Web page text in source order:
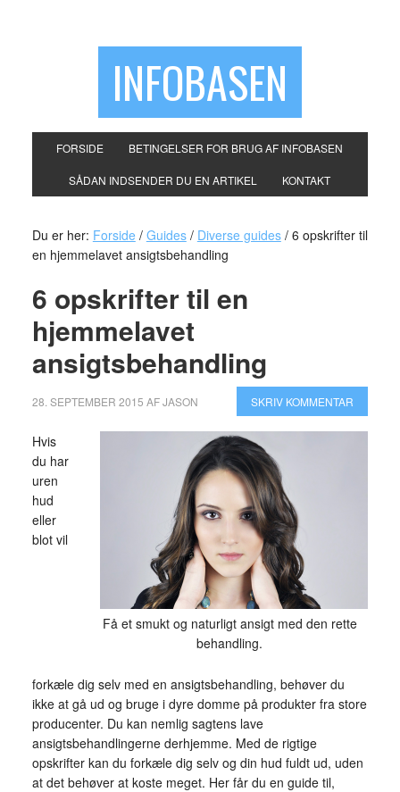
INFOBASEN
FORSIDE BETINGELSER FOR BRUG AF INFOBASEN
SÅDAN INDSENDER DU EN ARTIKEL KONTAKT
Du er her: Forside / Guides / Diverse guides /6 opskrifter til
en hjemmelavet ansigtsbehandling
6 opskrifter til en
hjemmelavet
ansigtsbehandling
28. SEPTEMBER 2015 AFJASON SKRIV KOMMENTAR
Få et smukt og naturligt ansigt med den rette
behandling.
Hvis
du har
uren
hud
eller
blot vil
forkæle dig selv med en ansigtsbehandling, behøver du
ikke at gå ud og bruge i dyre domme på produkter fra store
producenter. Du kan nemlig sagtens lave
ansigtsbehandlingerne derhjemme. Med de rigtige
opskrifter kan du forkæle dig selv og din hud fuldt ud, uden
at det behøver at koste meget. Her får du en guide til,